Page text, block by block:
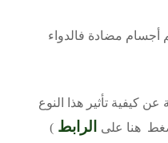
أجسام مضادة فالدواء
كيفية تأثير هذا النوع
هنا على
الرابط )